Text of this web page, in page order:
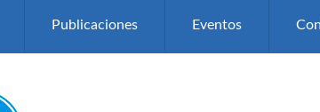
Publicaciones Eventos